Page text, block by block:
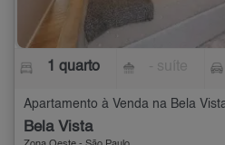
1 quarto
Apartamento à Venda na Bela
Bela Vista